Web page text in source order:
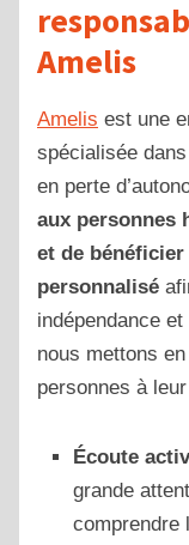
Amelis
Amelis est une
spécialisée
en perte
aux personnes
et de bénéficier
personnalisé
indépendance
nous mettons
personnes à
Écoute
grande
comprendre